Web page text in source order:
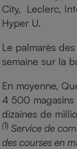
City, Leclerc,
Hyper U.
Le palmarès
semaine sur la
En moyenne,
4 500
dizaines de
(1) Service de
des courses en